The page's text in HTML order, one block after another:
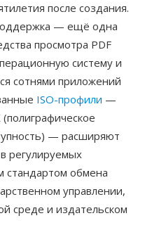
после создания.
— ещё одна
просмотра PDF
систему и
сотнями приложений
ISO-профили —
— расширяют
регулируемых
стандартом обмена
управлении,
среде и издательском